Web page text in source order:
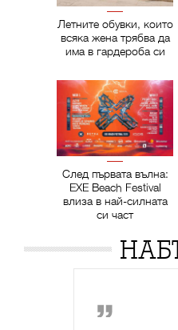
Летните обувки, които
всяка жена трябва да
има в гардероба си
След първата вълна:
EXE Beach Festival
влиза в най-силната
си част